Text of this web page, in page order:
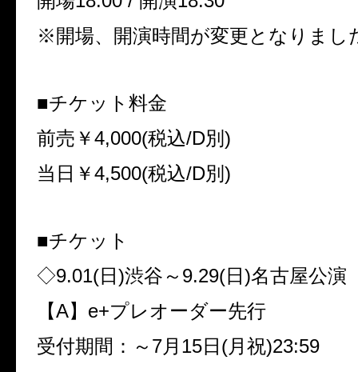
※開場、開演時間が変更となりまし
■チケット料金
前売￥4,000(税込/D別 )
当日￥4,500(税込/D別 )
■チケット
◇9.01(日 )渋谷～ 9.29(日 )名古屋公演
【A】 e+プレオーダー先行
受付期間：～ 7月 15日 (月祝)23:59